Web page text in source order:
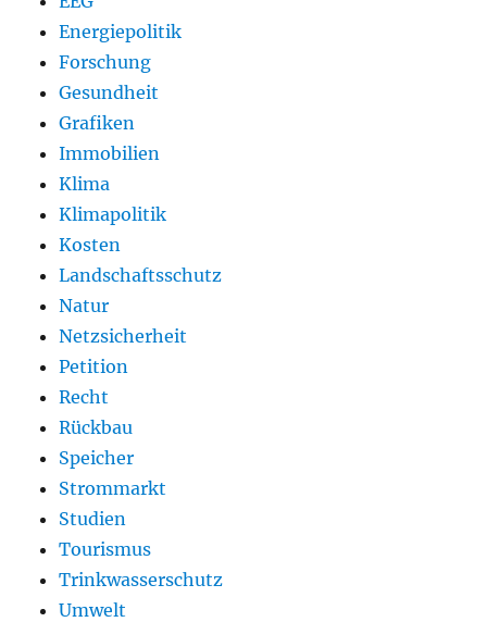
Energiepolitik
Forschung
Gesundheit
Grafiken
Immobilien
Klima
Klimapolitik
Kosten
Landschaftsschutz
Natur
Netzsicherheit
Petition
Recht
Rückbau
Speicher
Strommarkt
Studien
Tourismus
Trinkwasserschutz
Umwelt